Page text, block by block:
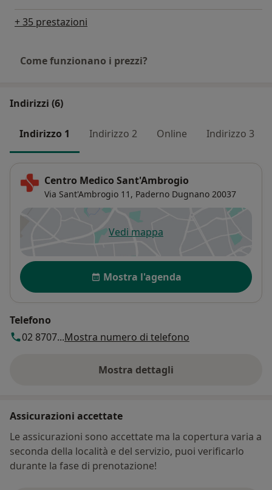
+ 35 prestazioni
Come funzionano i prezzi?
Indirizzi (6)
Indirizzo 1 Indirizzo 2 Online Indirizzo 3
Centro Medico Sant'Ambrogio
Via Sant'Ambrogio 11, Paderno Dugnano 20037
Vedi mappasi apre in una nuova scheda
Disponibilità
Mostra l'agenda
Telefono
02 8707...Mostra numero di telefono
Mostra dettagli
sull'indirizzo
Assicurazioni accettate
Le assicurazioni sono accettate ma la copertura varia a
seconda della località e del servizio, puoi verificarlo
durante la fase di prenotazione!